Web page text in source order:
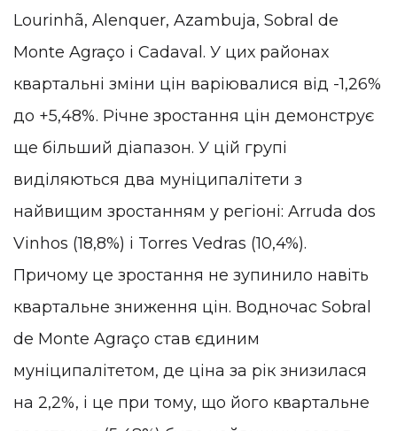
Lourinhã, Alenquer, Azambuja, Sobral de
Monte Agraço і Cadaval. У цих районах
квартальні зміни цін варіювалися від -1,26%
до +5,48%. Річне зростання цін демонструє
ще більший діапазон. У цій групі
виділяються два муніципалітети з
найвищим зростанням у регіоні: Arruda dos
Vinhos (18,8%) і Torres Vedras (10,4%).
Причому це зростання не зупинило навіть
квартальне зниження цін. Водночас Sobral
de Monte Agraço став єдиним
муніципалітетом, де ціна за рік знизилася
на 2,2%, і це при тому, що його квартальне